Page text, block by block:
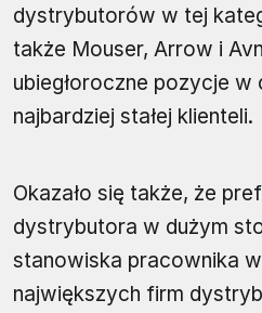
dystrybutorów w tej
także Mouser, Arrow i
ubiegłoroczne pozycje w
najbardziej stałej klienteli.
Okazało się także, że
dystrybutora w dużym
stanowiska pracownika
największych firm